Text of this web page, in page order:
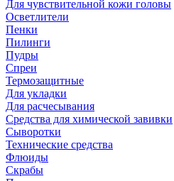
Для чувствительной кожи головы
Осветлители
Пенки
Пилинги
Пудры
Спреи
Термозащитные
Для укладки
Для расчесывания
Средства для химической завивки
Сыворотки
Технические средства
Флюиды
Скрабы